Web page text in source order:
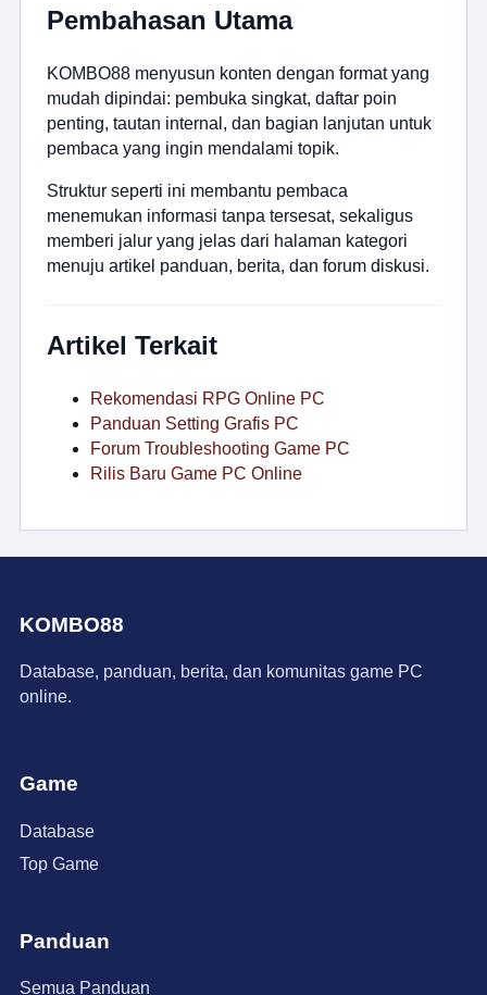
Pembahasan Utama
KOMBO88 menyusun konten dengan format yang
mudah dipindai: pembuka singkat, daftar poin
penting, tautan internal, dan bagian lanjutan untuk
pembaca yang ingin mendalami topik.
Struktur seperti ini membantu pembaca
menemukan informasi tanpa tersesat, sekaligus
memberi jalur yang jelas dari halaman kategori
menuju artikel panduan, berita, dan forum diskusi.
Artikel Terkait
Rekomendasi RPG Online PC
Panduan Setting Grafis PC
Forum Troubleshooting Game PC
Rilis Baru Game PC Online
KOMBO88
Database, panduan, berita, dan komunitas game PC
online.
Game
Database
Top Game
Panduan
Semua Panduan